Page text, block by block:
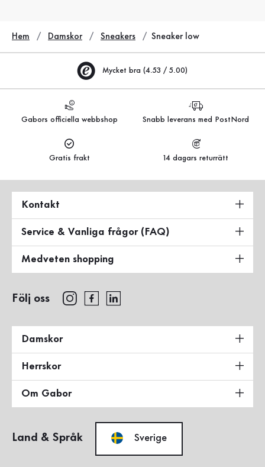
Hem Damskor Sneakers Sneaker low
Mycket bra (4.53 / 5.00)
Gabors officiella webbshop Snabb leverans med PostNord
Gratis frakt 14 dagars returrätt
Kontakt
Service & Vanliga frågor (FAQ)
Medveten shopping
Följ oss
Damskor
Herrskor
Om Gabor
Land & Språk Sverige